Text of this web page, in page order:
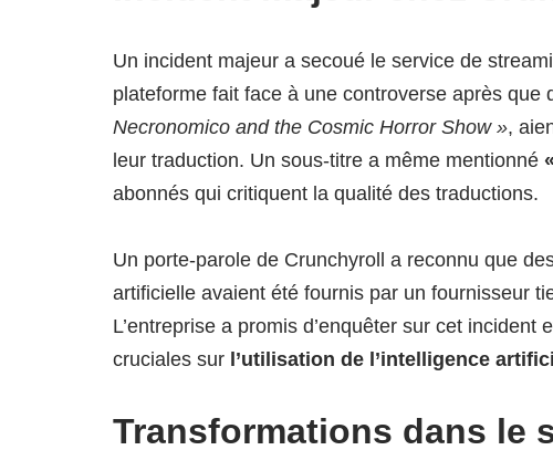
Un incident majeur a secoué le service de
plateforme fait face à une controverse après que
Necronomico and the Cosmic Horror Show »,
leur traduction. Un sous-titre a même mentionné
abonnés qui critiquent la qualité des traductions.
Un porte-parole de Crunchyroll a reconnu que
artificielle avaient été fournis par un fournisseur
L’entreprise a promis d’enquêter sur cet
cruciales sur l’utilisation de l’intelligence
Transformations dans le